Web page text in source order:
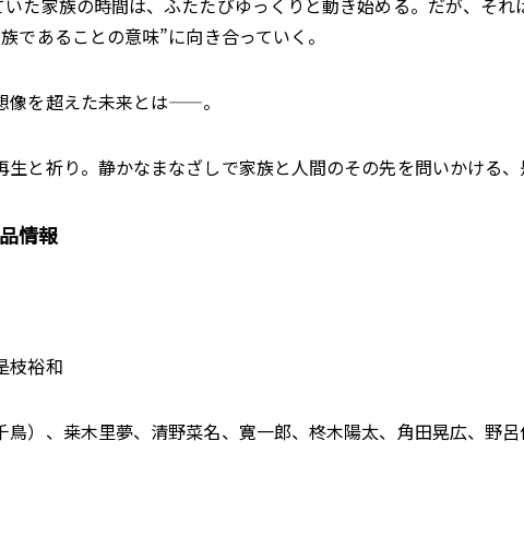
いた家族の時間は、ふたたびゆっくりと動き始める。だが、そ
であることの意味”に向き合っていく。
像を超えた未来とは――。
と祈り。静かなまなざしで家族と人間のその先を問いかける、
情報
枝裕和
鳥）、桒木里夢、清野菜名、寛一郎、柊木陽太、角田晃広、野